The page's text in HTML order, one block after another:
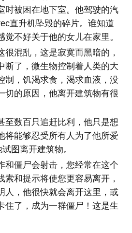
时被困在地下室。他驾驶的汽
直升机坠毁的碎片。谁知道
不好关于他的女儿在家里。
很混乱，这是寂寞而黑暗的，
断了，微生物控制着人类的大
制，饥渴求食，渴求血液，没
切的原因，他离开建筑物有很
至数百只追赶比利，他只是想
将能够忍受所有人为了他所爱
图离开建筑物。
和僵尸会射击，您经常在这个
索和提示将使您更容易离开，
人，他很快就会离开这里，或
住了，成为一群僵尸！这是生